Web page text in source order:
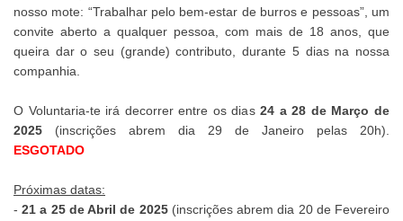
nosso mote: “Trabalhar pelo bem-estar de burros e pessoas”, um
convite aberto a qualquer pessoa, com mais de 18 anos, que
queira dar o seu (grande) contributo, durante 5 dias na nossa
companhia.
O Voluntaria-te irá decorrer entre os dias24 a 28 de Março de
2025 (inscrições abrem dia 29 de Janeiro pelas 20h).
ESGOTADO
Próximas datas:
-21 a 25 de Abril de 2025(inscrições abrem dia 20 de Fevereiro